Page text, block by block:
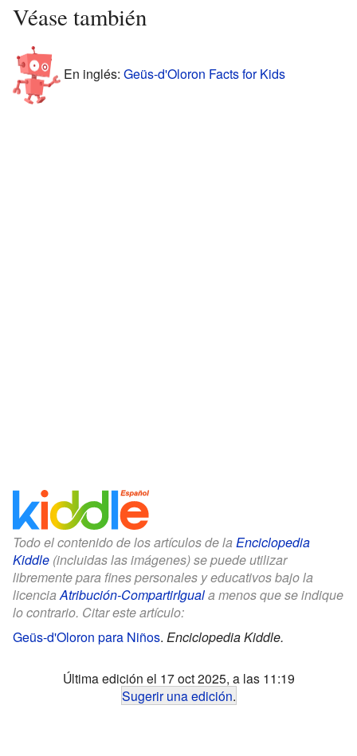
Véase también
En inglés: Geüs-d'Oloron Facts for Kids
Todo el contenido de los artículos de la Enciclopedia
Kiddle (incluidas las imágenes) se puede utilizar
libremente para fines personales y educativos bajo la
licenciaAtribución-CompartirIguala menos que se indique
lo contrario. Citar este artículo:
Geüs-d'Oloron para Niños. Enciclopedia Kiddle.
Última edición el 17 oct 2025, a las 11:19
Sugerir una edición.